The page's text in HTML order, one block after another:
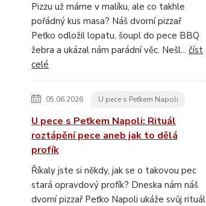
Pizzu už máme v malíku, ale co takhle
pořádný kus masa? Náš dvorní pizzař
Peťko odložil lopatu, šoupl do pece BBQ
žebra a ukázal nám parádní věc. Nešl... číst
celé
05.06.2026 U pece s Peťkem Napoli
U pece s Peťkem Napoli: Rituál
roztápění pece aneb jak to dělá
profík
Říkaly jste si někdy, jak se o takovou pec
stará opravdový profík? Dneska nám náš
dvorní pizzař Peťko Napoli ukáže svůj rituál